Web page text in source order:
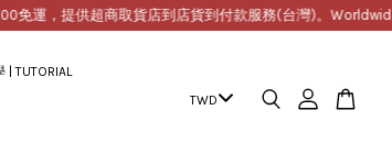
運，提供超商取貨店到店貨到付款服務(台灣)。Worldwide
TUTORIAL